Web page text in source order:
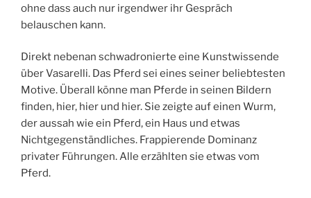
ohne dass auch nur irgendwer ihr Gespräch
belauschen kann.
Direkt nebenan schwadronierte eine Kunstwissende
über Vasarelli. Das Pferd sei eines seiner beliebtesten
Motive. Überall könne man Pferde in seinen Bildern
finden, hier, hier und hier. Sie zeigte auf einen Wurm,
der aussah wie ein Pferd, ein Haus und etwas
Nichtgegenständliches. Frappierende Dominanz
privater Führungen. Alle erzählten sie etwas vom
Pferd.